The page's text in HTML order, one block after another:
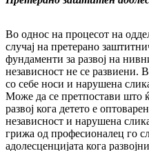
Во однос на процесот на
случај на претерано
фундаменти за развој на
независност не се развиени.
со себе носи и нарушена
Може да се претпостави што
развој кога детето е
независност и нарушена
грижа од професионалец го
адолесценцијата кога